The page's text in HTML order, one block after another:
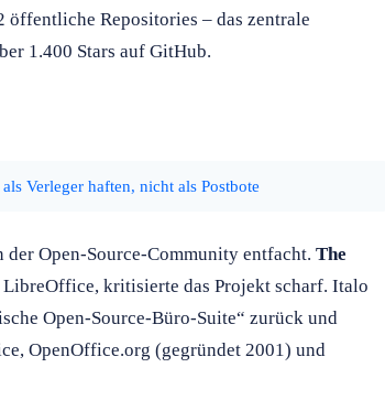
öffentliche Repositories – das zentrale
1.400 Stars auf GitHub.
Verleger haften, nicht als Postbote
Open-Source-Community entfacht. The
kritisierte das Projekt scharf. Italo
Open-Source-Büro-Suite“ zurück und
OpenOffice.org (gegründet 2001) und